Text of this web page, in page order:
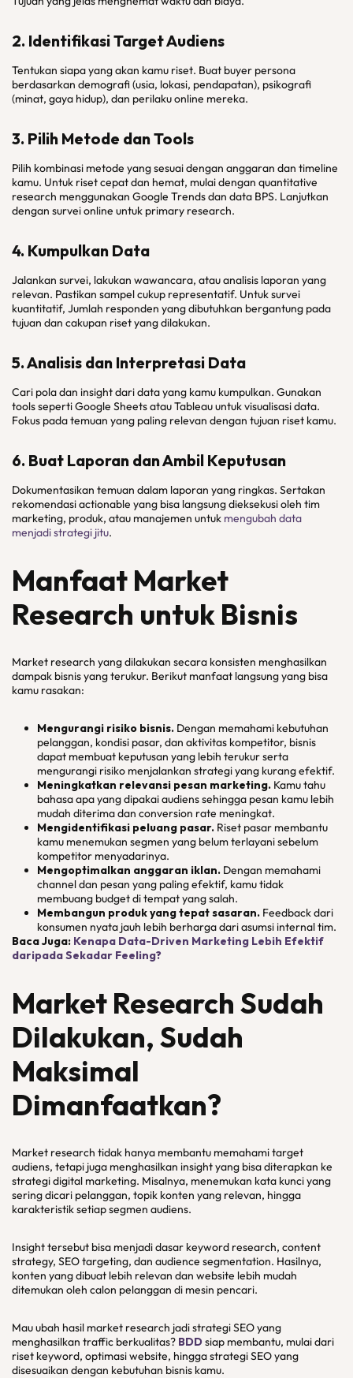
2. Identifikasi Target Audiens
Tentukan siapa yang akan kamu riset. Buat buyer persona
berdasarkan demografi (usia, lokasi, pendapatan), psikografi
(minat, gaya hidup), dan perilaku online mereka.
3. Pilih Metode dan Tools
Pilih kombinasi metode yang sesuai dengan anggaran dan timeline
kamu. Untuk riset cepat dan hemat, mulai dengan quantitative
research menggunakan Google Trends dan data BPS. Lanjutkan
dengan survei online untuk primary research.
4. Kumpulkan Data
Jalankan survei, lakukan wawancara, atau analisis laporan yang
relevan. Pastikan sampel cukup representatif. Untuk survei
kuantitatif, Jumlah responden yang dibutuhkan bergantung pada
tujuan dan cakupan riset yang dilakukan.
5. Analisis dan Interpretasi Data
Cari pola dan insight dari data yang kamu kumpulkan. Gunakan
tools seperti Google Sheets atau Tableau untuk visualisasi data.
Fokus pada temuan yang paling relevan dengan tujuan riset kamu.
6. Buat Laporan dan Ambil Keputusan
Dokumentasikan temuan dalam laporan yang ringkas. Sertakan
rekomendasi actionable yang bisa langsung dieksekusi oleh tim
marketing, produk, atau manajemen untuk mengubah data
menjadi strategi jitu.
Manfaat Market
Research untuk Bisnis
Market research yang dilakukan secara konsisten menghasilkan
dampak bisnis yang terukur. Berikut manfaat langsung yang bisa
kamu rasakan:
Mengurangi risiko bisnis. Dengan memahami kebutuhan
pelanggan, kondisi pasar, dan aktivitas kompetitor, bisnis
dapat membuat keputusan yang lebih terukur serta
mengurangi risiko menjalankan strategi yang kurang efektif.
Meningkatkan relevansi pesan marketing. Kamu tahu
bahasa apa yang dipakai audiens sehingga pesan kamu lebih
mudah diterima dan conversion rate meningkat.
Mengidentifikasi peluang pasar. Riset pasar membantu
kamu menemukan segmen yang belum terlayani sebelum
kompetitor menyadarinya.
Mengoptimalkan anggaran iklan. Dengan memahami
channel dan pesan yang paling efektif, kamu tidak
membuang budget di tempat yang salah.
Membangun produk yang tepat sasaran. Feedback dari
konsumen nyata jauh lebih berharga dari asumsi internal tim.
Baca Juga: Kenapa Data-Driven Marketing Lebih Efektif
daripada Sekadar Feeling?
Market Research Sudah
Dilakukan, Sudah
Maksimal
Dimanfaatkan?
Market research tidak hanya membantu memahami target
audiens, tetapi juga menghasilkan insight yang bisa diterapkan ke
strategi digital marketing. Misalnya, menemukan kata kunci yang
sering dicari pelanggan, topik konten yang relevan, hingga
karakteristik setiap segmen audiens.
Insight tersebut bisa menjadi dasar keyword research, content
strategy, SEO targeting, dan audience segmentation. Hasilnya,
konten yang dibuat lebih relevan dan website lebih mudah
ditemukan oleh calon pelanggan di mesin pencari.
Mau ubah hasil market research jadi strategi SEO yang
menghasilkan traffic berkualitas? BDDsiap membantu, mulai dari
riset keyword, optimasi website, hingga strategi SEO yang
disesuaikan dengan kebutuhan bisnis kamu.